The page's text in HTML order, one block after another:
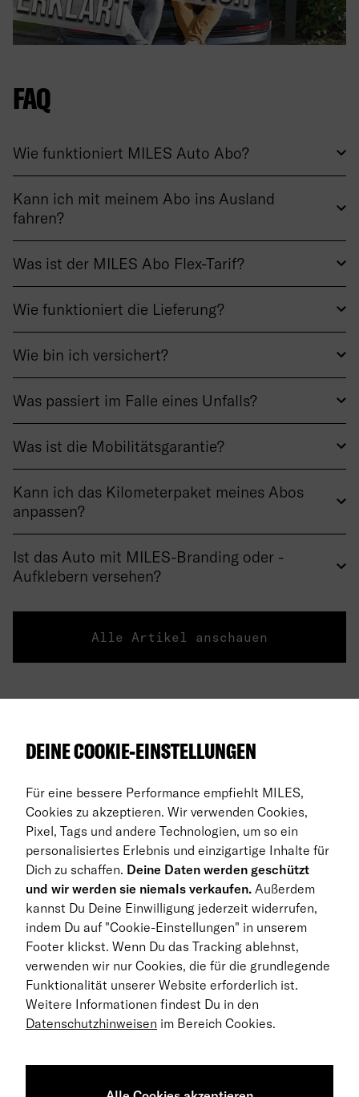
FAQ
Wie funktioniert MILES Auto Abo?
Kann ich mit meinem Abo ins Ausland
fahren?
Was ist der MILES Abo Flex-Tarif?
Wie funktioniert die Lieferung?
Wie bin ich versichert?
Was passiert im Falle eines Unfalls?
Was ist die Mobilitätsgarantie?
Kann ich das Kilometerpaket meines Abos
anpassen?
Ist das Auto mit MILES-Branding oder -
Aufklebern versehen?
Alle Artikel anschauen
Über uns
FAQ
Business Abo
Rückgabe
DE
© 2026 MILES Mobility GmbH
Geschäftsbedingungen
Datenschutzerklärung
DEINE COOKIE-EINSTELLUNGEN
Für eine bessere Performance empfiehlt MILES,
Cookies zu akzeptieren. Wir verwenden Cookies,
Pixel, Tags und andere Technologien, um so ein
personalisiertes Erlebnis und einzigartige Inhalte für
Dich zu schaffen. Deine Daten werden geschützt
und wir werden sie niemals verkaufen. Außerdem
kannst Du Deine Einwilligung jederzeit widerrufen,
indem Du auf "Cookie-Einstellungen" in unserem
Footer klickst. Wenn Du das Tracking ablehnst,
verwenden wir nur Cookies, die für die grundlegende
Funktionalität unserer Website erforderlich ist.
Weitere Informationen findest Du in den
Datenschutzhinweisen im Bereich Cookies.